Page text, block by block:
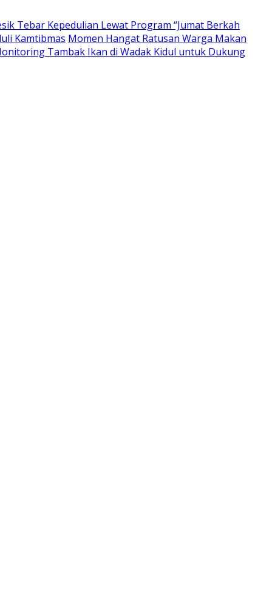
Tebar Kepedulian Lewat Program “Jumat Berkah
Kamtibmas Momen Hangat Ratusan Warga Makan
Tambak Ikan di Wadak Kidul untuk Dukung